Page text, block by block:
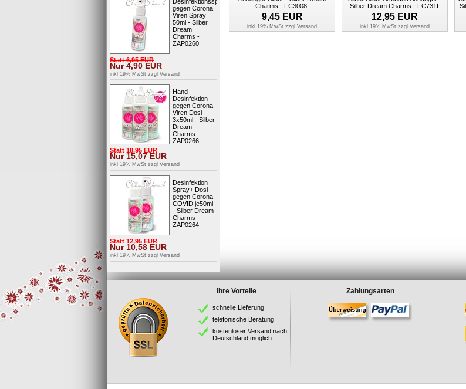
gegen Corona
Viren Spray
50ml - Silber
Dream
Charms -
ZAP0260
Statt6,95EUR
Nur4,90EUR
inkl 19% MwSt zzgl Versand
Hand-
Desinfektion
gegen Corona
Viren Dosi
3x50ml - Silber
Dream
Charms -
ZAP0266
Statt18,95EUR
Nur 15,07 EUR
inkl 19% MwSt zzgl Versand
Desinfektion
Spray+ Dosi
gegen Corona
COVID je50ml
- Silber Dream
Charms -
ZAP0264
Statt12,95EUR
Nur10,58EUR
inkl 19% MwSt zzgl Versand
Charms - FC3008
9,45 EUR
inkl 19% MwSt zzgl Versand
Silber Dream Charms - FC731I
12,95 EUR
inkl 19% MwSt zzgl Versand
Ihre Vorteile
schnelle Lieferung
telefonische Beratung
kostenloser Versand nach
Deutschland möglich
Zahlungsarten